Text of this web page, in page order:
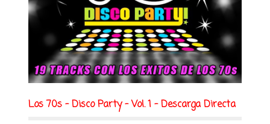
Los 70s - Disco Party - Vol. 1 - Descarga Directa